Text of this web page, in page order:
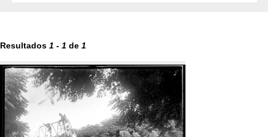
Resultados 1 - 1 de 1